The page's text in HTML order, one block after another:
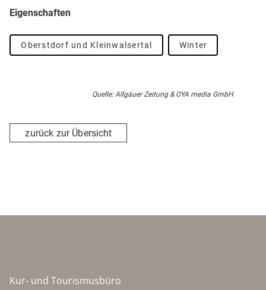
Eigenschaften
Oberstdorf und Kleinwalsertal Winter
Quelle: Allgäuer Zeitung & OYA media GmbH
zurück zur Übersicht
Kur- und Tourismusbüro